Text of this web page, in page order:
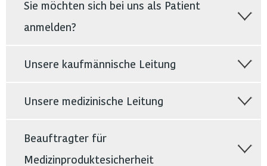
Sie möchten sich bei uns als Patient
anmelden?
Unsere kaufmännische Leitung
Unsere medizinische Leitung
Beauftragter für
Medizinproduktesicherheit